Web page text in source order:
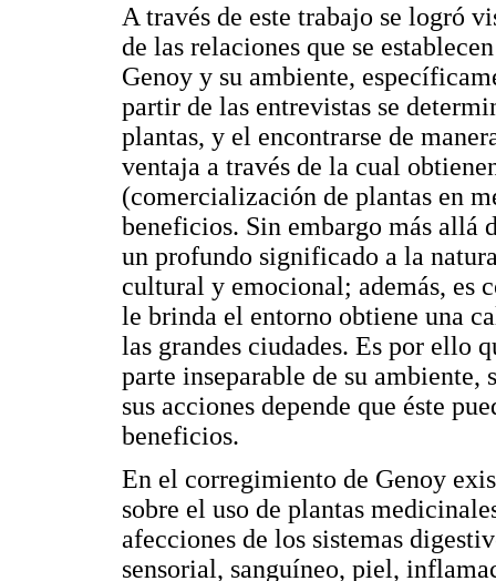
A través de este trabajo se logró
de las relaciones que se
Genoy y su ambiente,
partir de las entrevistas se
plantas, y el encontrarse de
ventaja a través de la cual
(comercialización de plantas en
beneficios. Sin embargo más
un profundo significado a la
cultural y emocional; además, es
le brinda el entorno obtiene una
las grandes ciudades. Es por ello
parte inseparable de su ambiente,
sus acciones depende que éste
beneficios.
En el corregimiento de Genoy
sobre el uso de plantas
afecciones de los sistemas
sensorial, sanguíneo, piel,